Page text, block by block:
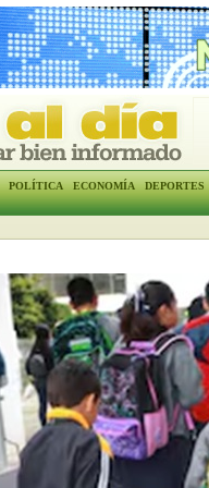
POLÍTICA ECONOMÍA DEPORTES